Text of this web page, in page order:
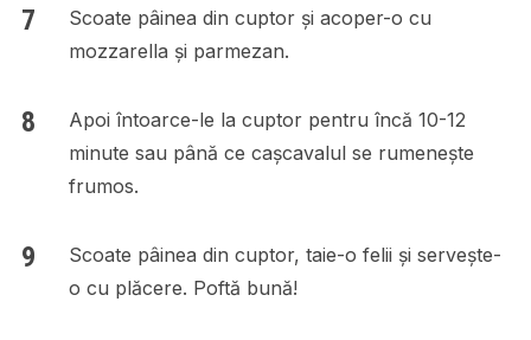
Scoate pâinea din cuptor și acoper-o cu
mozzarella și parmezan.
Apoi întoarce-le la cuptor pentru încă 10-12
minute sau până ce cașcavalul se rumenește
frumos.
Scoate pâinea din cuptor, taie-o felii și servește-
o cu plăcere. Poftă bună!